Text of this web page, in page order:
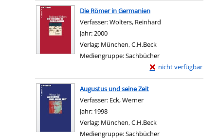
Die Römer in Germanien
Verfasser:Wolters, Reinhard
Jahr:2000
Verlag: München, C.H.Beck
Mediengruppe:Sachbücher
nicht verfügbar
Exemplar-Details von
Zum Download von
Augustus und seine Zeit
Verfasser: Eck, Werner
Jahr: 1998
Verlag: München, C.H.Beck
Mediengruppe:Sachbücher